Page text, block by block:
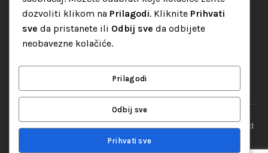
Audio oprema
LED dekorativna rasvjeta
“Set Up S” d.o.o. Tuzla, sva prava pridržana© 2026 || Designed
dozvoliti klikom na Prilagodi. Kliknite Prihvati
sve da pristanete ili Odbij sve da odbijete
neobavezne kolačiće.
Prilagodi
Odbij sve
Prihvati sve